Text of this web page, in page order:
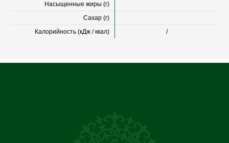
Насыщенные жиры (г)
Сахар (г)
Калорийность (кДж / ккал)
/